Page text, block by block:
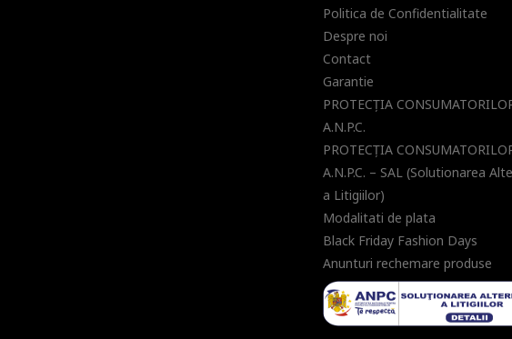
Politica de Confidentialitate
Despre noi
Contact
Garantie
PROTECŢIA
A.N.P.C.
PROTECŢIA
A.N.P.C. – SAL (Solutionarea
a Litigiilor)
Modalitati de plata
Black Friday Fashion Days
Anunturi rechemare produse